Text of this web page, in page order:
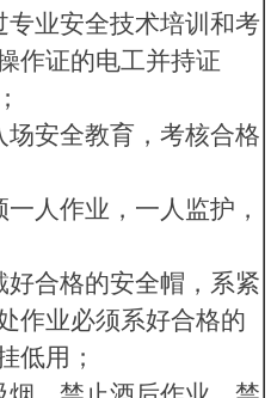
业安全技术培训和考
作证的电工并持证
安全教育，考核合格
人作业，一人监护，
合格的安全帽，系紧
作业必须系好合格的
低用；